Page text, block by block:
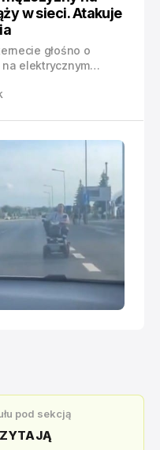
w sieci. Atakuje
głośno o
elektrycznym
w centrum
na platformie X, pod
kolejne relacje
pod sekcją